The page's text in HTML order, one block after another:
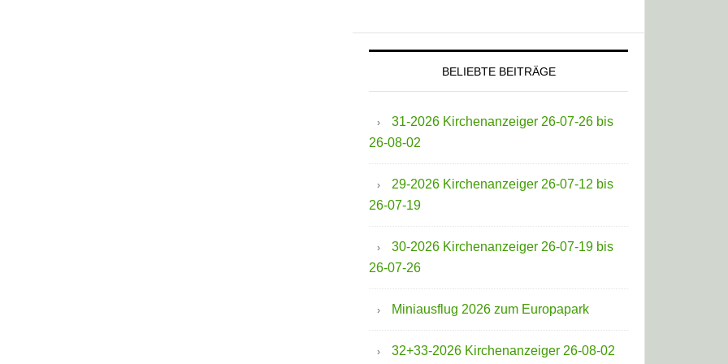
BELIEBTE BEITRÄGE
31-2026 Kirchenanzeiger 26-07-26 bis
26-08-02
29-2026 Kirchenanzeiger 26-07-12 bis
26-07-19
30-2026 Kirchenanzeiger 26-07-19 bis
26-07-26
Miniausflug 2026 zum Europapark
32+33-2026 Kirchenanzeiger 26-08-02